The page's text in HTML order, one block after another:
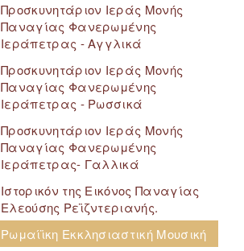
Προσκυνητάριον Ιεράς Μονής
Παναγίας Φανερωμένης
Ιεράπετρας - Αγγλικά
Προσκυνητάριον Ιεράς Μονής
Παναγίας Φανερωμένης
Ιεράπετρας - Ρωσσικά
Προσκυνητάριον Ιεράς Μονής
Παναγίας Φανερωμένης
Ιεράπετρας- Γαλλικά
Ιστορικόν της Εικόνος Παναγίας
Ελεούσης Ρεϊζντεριανής.
Ρωμαίϊκη Εκκλησιαστική Μουσική